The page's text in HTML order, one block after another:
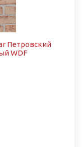
Петровский
WDF